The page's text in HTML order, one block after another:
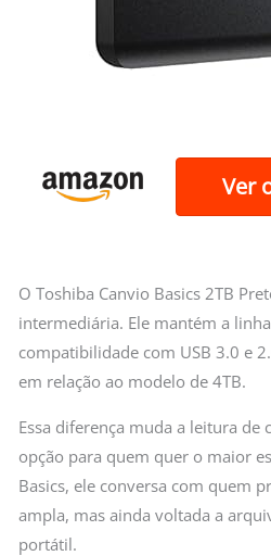
Ver
O Toshiba Canvio Basics 2TB
intermediária. Ele mantém a
compatibilidade com USB 3.0 e
em relação ao modelo de 4TB.
Essa diferença muda a leitura de
opção para quem quer o maior
Basics, ele conversa com quem
ampla, mas ainda voltada a
portátil.